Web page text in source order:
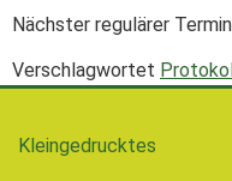
Nächster regulärer
Verschlagwortet Protokoll
Kleingedrucktes